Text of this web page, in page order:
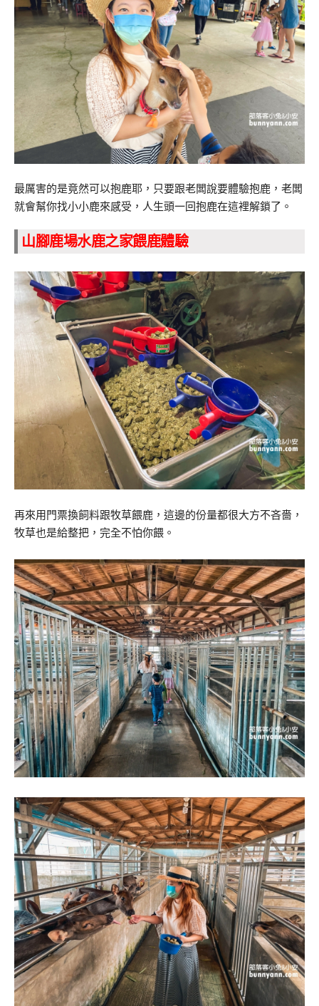
最厲害的是竟然可以抱鹿耶，只要跟老闆說要體驗抱鹿，老闆
就會幫你找小小鹿來感受，人生頭一回抱鹿在這裡解鎖了。
山腳鹿場水鹿之家餵鹿體驗
再來用門票換飼料跟牧草餵鹿，這邊的份量都很大方不吝嗇，
牧草也是給整把，完全不怕你餵。